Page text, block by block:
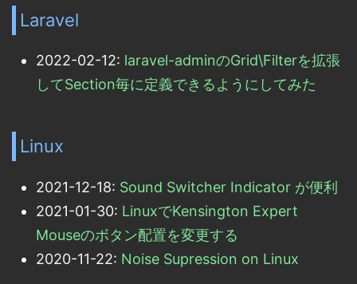
Laravel
2022-02-12: laravel-adminのGrid\Filterを拡張
してSection毎に定義できるようにしてみた
Linux
2021-12-18: Sound Switcher Indicator が便利
2021-01-30: LinuxでKensington Expert
Mouseのボタン配置を変更する
2020-11-22: Noise Supression on Linux